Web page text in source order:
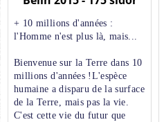
+ 10 millions d'années :
l'Homme n'est plus là, mais...
Bienvenue sur la Terre dans 10
millions d'années !L'espèce
humaine a disparu de la surface
de la Terre, mais pas la vie.
C'est cette vie du futur que